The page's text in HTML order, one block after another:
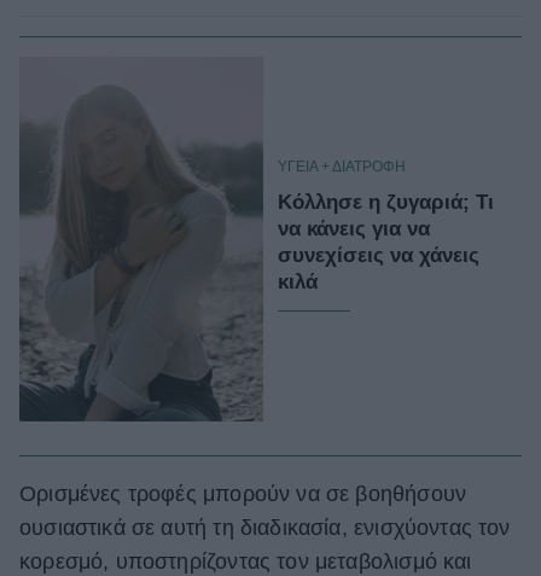
ΥΓΕΙΑ + ΔΙΑΤΡΟΦΗ
Κόλλησε η ζυγαριά; Τι
να κάνεις για να
συνεχίσεις να χάνεις
κιλά
Ορισμένες τροφές μπορούν να σε βοηθήσουν
ουσιαστικά σε αυτή τη διαδικασία, ενισχύοντας τον
κορεσμό, υποστηρίζοντας τον μεταβολισμό και